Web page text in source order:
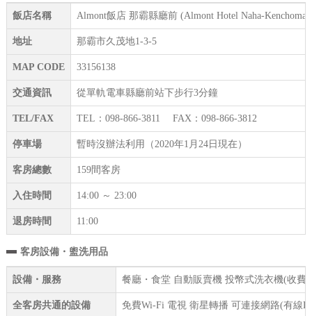
飯店名稱 Almont飯店 那霸縣廳前 (Almont Hotel Naha-
地址 那霸市久茂地1-3-5
MAP CODE 33156138
交通資訊 從單軌電車縣廳前站下步行3分鐘
TEL/FAX TEL：098-866-3811 FAX：098-866-3812
停車場 暫時沒辦法利用（2020年1月24日現在）
客房總數 159間客房
入住時間 14:00 ～ 23:00
退房時間 11:00
客房設備・盥洗用品
設備・服務 餐廳・食堂 自動販賣機 投幣式洗衣機(收
全客房共通的設備 免費Wi-Fi 電視 衛星轉播 可連接網路(有線